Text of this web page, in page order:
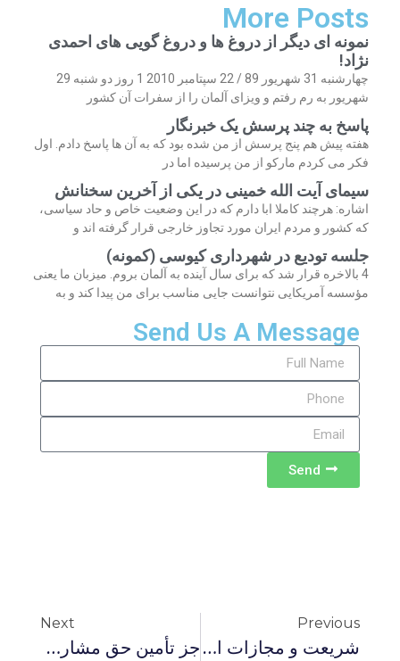
More Posts
نمونه ای دیگر از دروغ ها و دروغ گویی های احمدی
نژاد!
چهارشنبه 31 شهریور 89 / 22 سپتامبر 2010 1 روز دو شنبه 29
شهریور به رم رفتم و ویزای آلمان را از سفرات آن کشور
پاسخ به چند پرسش یک خبرنگار
هفته پیش هم پنج پرسش از من شده بود که به آن ها پاسخ دادم. اول
فکر می کردم مارکو از من پرسیده اما در
سیمای آیت الله خمینی در یکی از آخرین سخنانش
اشاره: هرچند کاملا ابا دارم که در این وضعیت خاص و حاد سیاسی،
که کشور و مردم ایران مورد تجاوز خارجی قرار گرفته اند و
جلسه تودیع در شهرداری کیوسی (کمونه)
4 بالاخره قرار شد که برای سال آینده به آلمان بروم. میزبان ما یعنی
مؤسسه آمریکایی نتوانست جایی مناسب برای من پیدا کند و به
Send Us A Message
Send
Previous
شریعت و مجازات اعدام – گفتگو با حسن یوسفی اشکوری
Next
جز تأمین حق مشارکت شهروندان و حاکمیت ملی راه دیگری برای مشکلات فراروی نظام نیست – بیانیه جمعی از نمایندگان ادوار مجلس در باره رخدادهای اعتراضی اخیر